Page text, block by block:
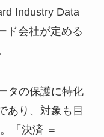
Industry Data
ド会社が定める
タの保護に特化
あり、対象も目
「決済 ＝